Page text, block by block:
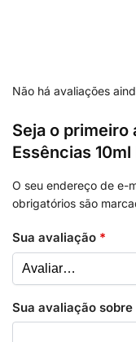
Não há avaliações
Seja o primeiro
Essências
O seu endereço de e-
obrigatórios são
Sua avaliação *
Sua avaliação